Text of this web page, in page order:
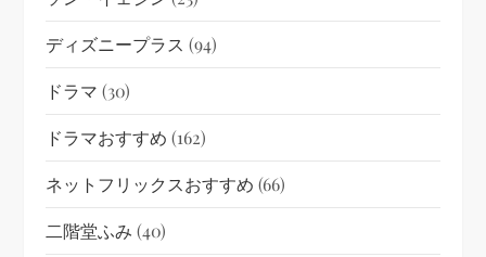
ディズニープラス (94)
ドラマ (30)
ドラマおすすめ (162)
ネットフリックスおすすめ (66)
二階堂ふみ (40)